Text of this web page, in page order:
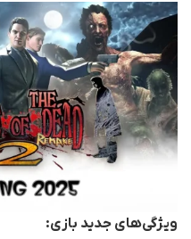
ویژگی‌های جدید بازی: